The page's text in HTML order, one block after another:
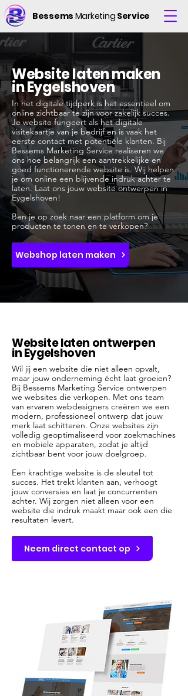
Bessems Marketing Service
Website laten maken
in Eygelshoven
In het digitale tijdperk is het essentieel om
online zichtbaar te zijn voor zakelijk succes.
Je website fungeert als het digitale
visitekaartje van je bedrijf en is vaak het
eerste contact met potentiële klanten. Bij
Bessems Marketing Service realiseren we
ons hoe belangrijk een aantrekkelijke en
goed functionerende website is. Wij helpen
je om online een blijvende indruk achter te
laten. Laat ons jouw website ontwerpen in
Eygelshoven!
Ben je op zoek naar een platform om je
producten te tonen en te verkopen?
Webshop laten maken
Website laten ontwerpen
in Eygelshoven
Wil jij een website die niet alleen opvalt,
maar jouw onderneming écht laat groeien?
Bij Bessems Marketing Service ontwerpen
we websites die verkopen. Met ons team
van ervaren webdesigners creëren we een
modern, professioneel ontwerp dat jouw
merk laat schitteren. Onze websites zijn
volledig geoptimaliseerd voor zoekmachines
en mobiele apparaten, zodat je altijd
zichtbaar bent voor jouw doelgroep.
Een krachtige website is de sleutel tot
succes. Het trekt klanten aan, verhoogt
jouw conversies en laat je concurrenten
achter. Wij zorgen niet alleen voor een
website die indruk maakt maar ook een die
resultaten levert.
Neem direct contact op